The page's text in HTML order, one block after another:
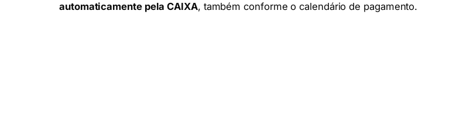
automaticamente pela CAIXA, também conforme o calendário de pagamento.